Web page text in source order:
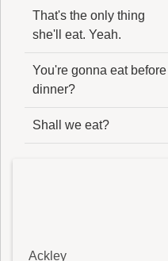
That's the only thing
she'll eat. Yeah.
You're gonna eat before
dinner?
Shall we eat?
Ackley